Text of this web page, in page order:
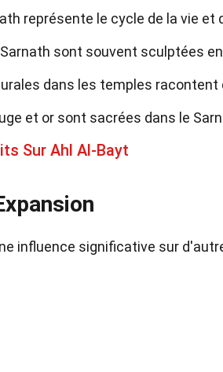
représente le cycle de la vie et
sont souvent sculptées
dans les temples
et or sont sacrées dans le
Sur Ahl Al-Bayt
influence significative sur